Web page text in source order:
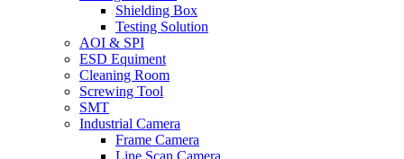
Shielding Box
Testing Solution
AOI & SPI
ESD Equiment
Cleaning Room
Screwing Tool
SMT
Industrial Camera
Frame Camera
Line Scan Camera